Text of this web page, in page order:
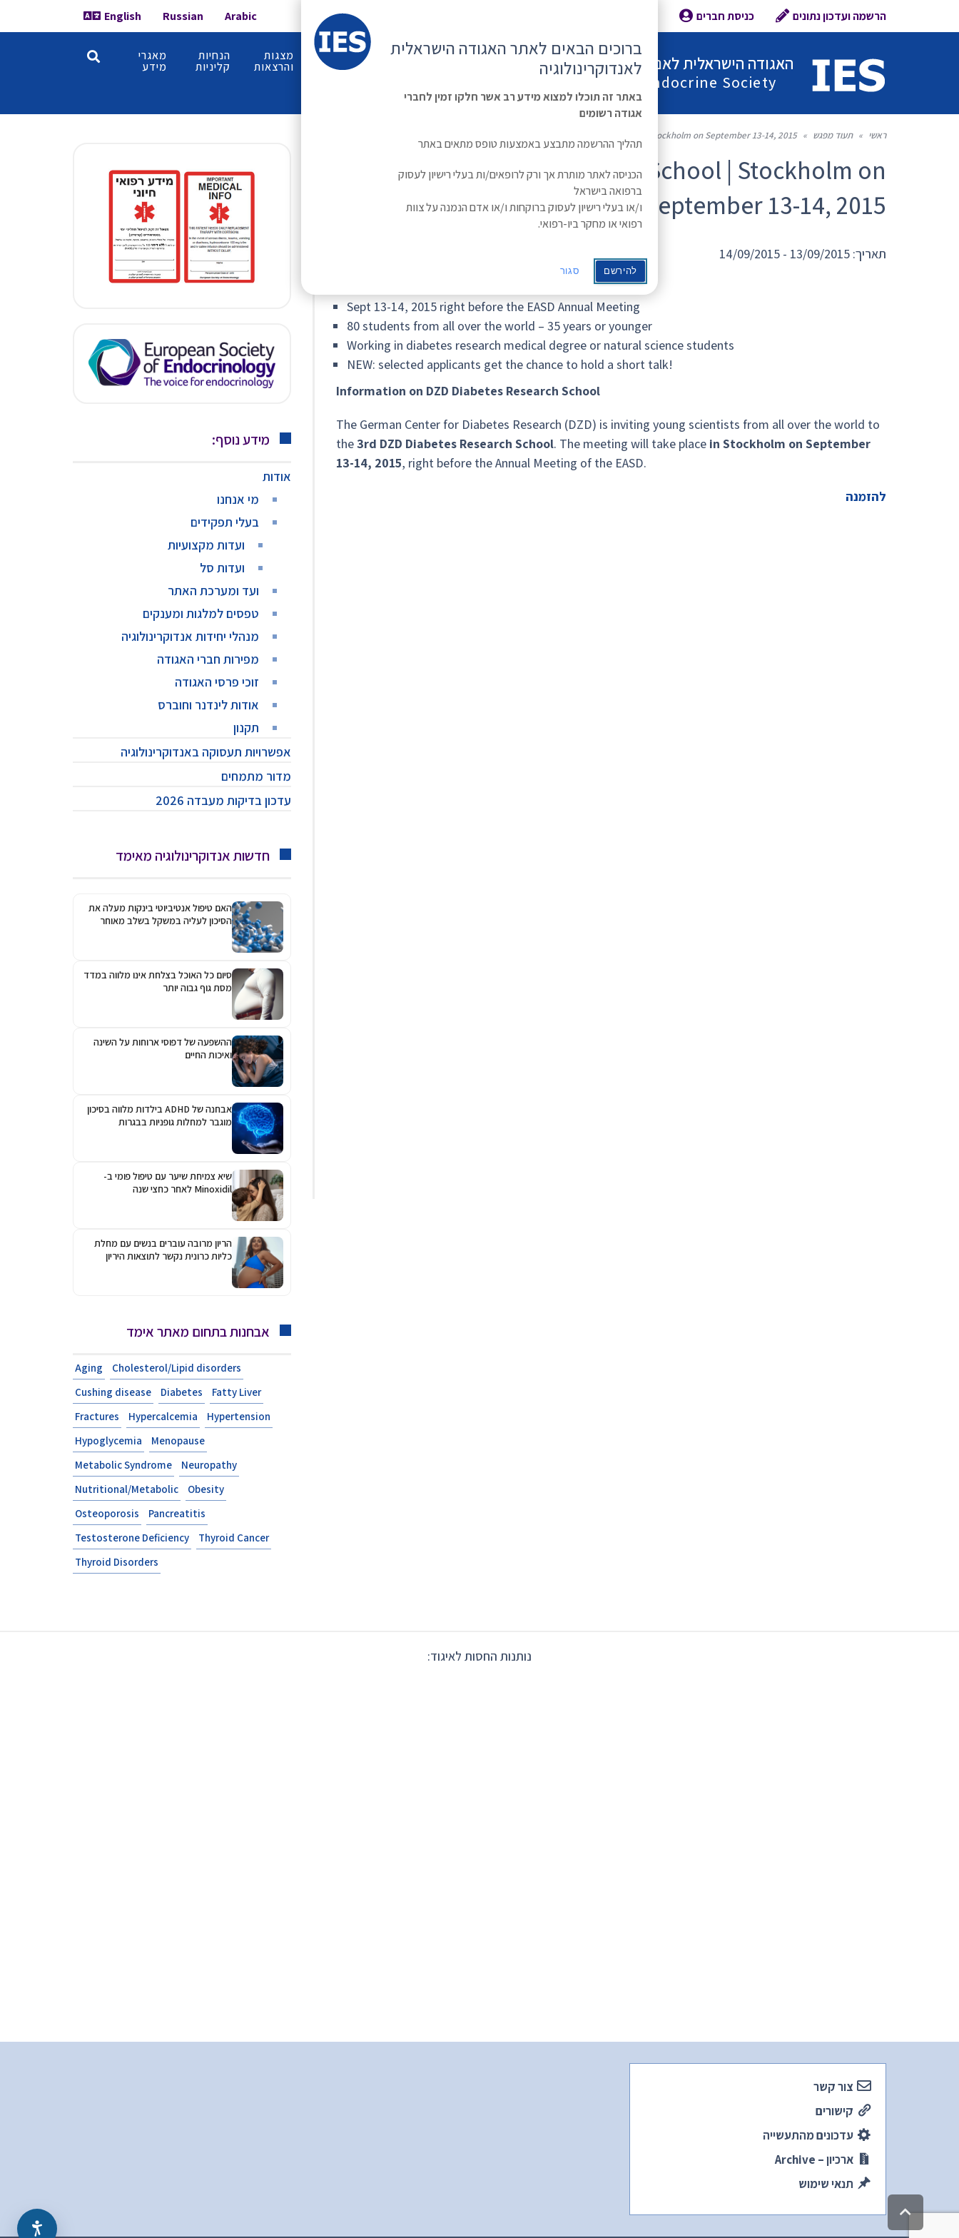
הרשמה ועדכון נתונים כניסת חברים Arabic
Russian
English
האגודה הישראלית לאנדוקרינולוגיה
Israel Endocrine Society
ראשי משולחן מפגשים קורס
מתקדם
מצגות
והרצאות
הנחיות
קליניות
מאגרי
מידע
ראשי » תעוד מפגש »
3rd DZD Diabetes Research School | Stockholm on September 13-14, 2015
3rd DZD Diabetes Research School | Stockholm on
September 13-14, 2015
תאריך: 13/09/2015 - 14/09/2015
DZD Diabetes Research School 2015 in Stockholm
Sept 13-14, 2015 right before the EASD Annual Meeting
80 students from all over the world – 35 years or younger
Working in diabetes research medical degree or natural science students
NEW: selected applicants get the chance to hold a short talk!
Information on DZD Diabetes Research School
The German Center for Diabetes Research (DZD) is inviting young scientists from all over the world to
the3rd DZD Diabetes Research School. The meeting will take place in Stockholm on September
13-14, 2015, right before the Annual Meeting of the EASD.
להזמנה
מידע נוסף:
אודות
מי אנחנו
בעלי תפקידים
ועדות מקצועיות
ועדות סל
ועד ומערכת האתר
טפסים למלגות ומענקים
מנהלי יחידות אנדוקרינולוגיה
מפירות חברי האגודה
זוכי פרסי האגודה
אודות לינדנר וחוברס
תקנון
אפשרויות תעסוקה באנדוקרינולוגיה
מדור מתמחים
עדכון בדיקות מעבדה 2026
חדשות אנדוקרינולוגיה מאימד
האם טיפול אנטיביוטי בינקות מעלה את
הסיכון לעליה במשקל בשלב מאוחר
סיום כל האוכל בצלחת אינו מלווה במדד
מסת גוף גבוה יותר
ההשפעה של דפוסי ארוחות על השינה
ואיכות החיים
אבחנה של ADHD בילדות מלווה בסיכון
מוגבר למחלות גופניות בבגרות
שיא צמיחת שיער עם טיפול פומי ב-
Minoxidil לאחר כחצי שנה
הריון מרובה עוברים בנשים עם מחלת
כליות כרונית נקשר לתוצאות היריון
אבחנות בתחום מאתר אימד
Aging
Cholesterol/Lipid disorders
Cushing disease
Diabetes
Fatty Liver
Fractures
Hypercalcemia
Hypertension
Hypoglycemia
Menopause
Metabolic Syndrome
Neuropathy
Nutritional/Metabolic
Obesity
Osteoporosis
Pancreatitis
Testosterone Deficiency
Thyroid Cancer
Thyroid Disorders
נותנות החסות לאיגוד:
צור קשר
קישורים
עדכונים מהתעשייה
ארכיון – Archive
תנאי שימוש
גלילה
לראש
ברוכים הבאים לאתר האגודה הישראלית
לאנדוקרינולוגיה
באתר זה תוכלו למצוא מידע רב אשר חלקו זמין לחברי
אגודה רשומים
תהליך ההרשמה מתבצע באמצעות טופס מתאים באתר
הכניסה לאתר מותרת אך ורק לרופאים/ות בעלי רישיון לעסוק
ברפואה בישראל
ו/או בעלי רישיון לעסוק ברוקחות ו/או אדם הנמנה על צוות
רפואי או מחקר ביו-רפואי.
להירשם סגור